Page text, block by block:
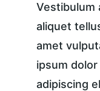
Vestibulum
aliquet
amet
ipsum
adipiscing